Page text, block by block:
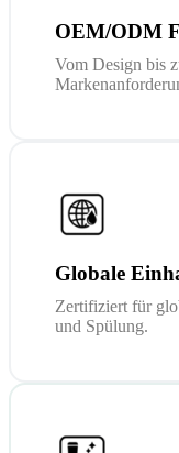
OEM/ODM
Vom Design bis
Globale
Zertifiziert für
und Spülung.